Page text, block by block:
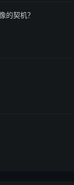
的契机？